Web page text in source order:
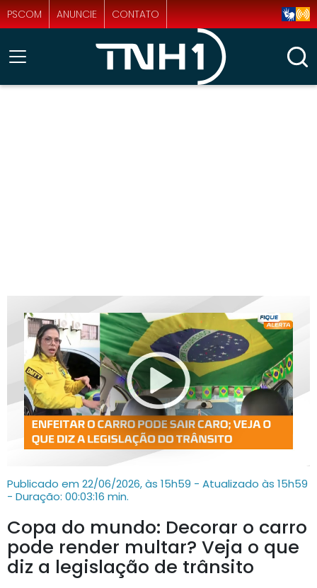
PSCOM ANUNCIE CONTATO
Publicado em 22/06/2026, às 15h59 - Atualizado às 15h59
- Duração: 00:03:16 min.
Copa do mundo: Decorar o carro
pode render multar? Veja o que
diz a legislação de trânsito